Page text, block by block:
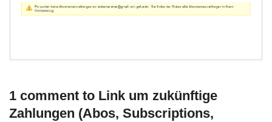
betrifft alle Subscriptions/Abos welche direkt mit
Kreditkarte bezahlt wurden (Zahlungsdienstleister Stripe)
1 comment to Link um zukünftige
Zahlungen (Abos, Subscriptions,